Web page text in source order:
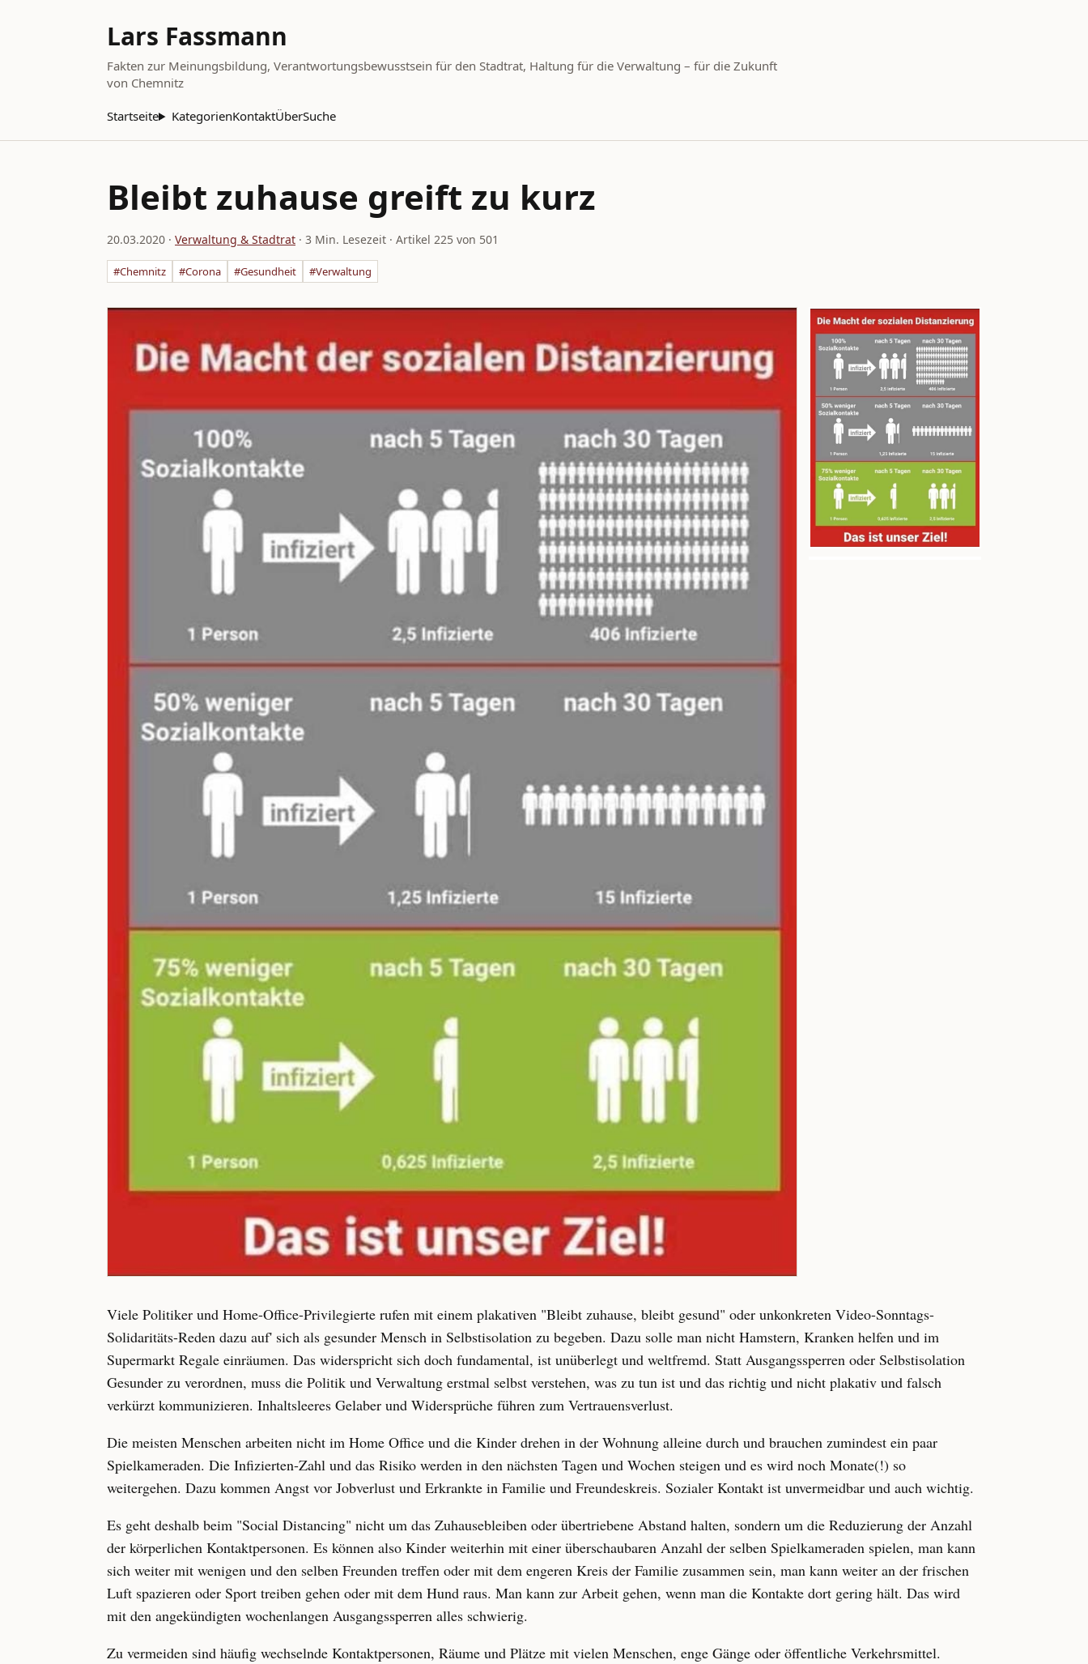
Lars Fassmann
Fakten zur Meinungsbildung, Verantwortungsbewusstsein für den Stadtrat, Haltung für die Verwaltung – für die Zukunft
von Chemnitz
Startseite KategorienKontaktÜberSuche
Bleibt zuhause greift zu kurz
20.03.2020 · Verwaltung & Stadtrat · 3 Min. Lesezeit · Artikel 225 von 501
#Chemnitz #Corona #Gesundheit #Verwaltung
Viele Politiker und Home-Office-Privilegierte rufen mit einem plakativen "Bleibt zuhause, bleibt gesund" oder unkonkreten Video-Sonntags-
Solidaritäts-Reden dazu auf' sich als gesunder Mensch in Selbstisolation zu begeben. Dazu solle man nicht Hamstern, Kranken helfen und im
Supermarkt Regale einräumen. Das widerspricht sich doch fundamental, ist unüberlegt und weltfremd. Statt Ausgangssperren oder Selbstisolation
Gesunder zu verordnen, muss die Politik und Verwaltung erstmal selbst verstehen, was zu tun ist und das richtig und nicht plakativ und falsch
verkürzt kommunizieren. Inhaltsleeres Gelaber und Widersprüche führen zum Vertrauensverlust.
Die meisten Menschen arbeiten nicht im Home Office und die Kinder drehen in der Wohnung alleine durch und brauchen zumindest ein paar
Spielkameraden. Die Infizierten-Zahl und das Risiko werden in den nächsten Tagen und Wochen steigen und es wird noch Monate(!) so
weitergehen. Dazu kommen Angst vor Jobverlust und Erkrankte in Familie und Freundeskreis. Sozialer Kontakt ist unvermeidbar und auch wichtig.
Es geht deshalb beim "Social Distancing" nicht um das Zuhausebleiben oder übertriebene Abstand halten, sondern um die Reduzierung der Anzahl
der körperlichen Kontaktpersonen. Es können also Kinder weiterhin mit einer überschaubaren Anzahl der selben Spielkameraden spielen, man kann
sich weiter mit wenigen und den selben Freunden treffen oder mit dem engeren Kreis der Familie zusammen sein, man kann weiter an der frischen
Luft spazieren oder Sport treiben gehen oder mit dem Hund raus. Man kann zur Arbeit gehen, wenn man die Kontakte dort gering hält. Das wird
mit den angekündigten wochenlangen Ausgangssperren alles schwierig.
Zu vermeiden sind häufig wechselnde Kontaktpersonen, Räume und Plätze mit vielen Menschen, enge Gänge oder öffentliche Verkehrsmittel.